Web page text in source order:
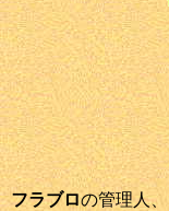
フラブロの管理人、